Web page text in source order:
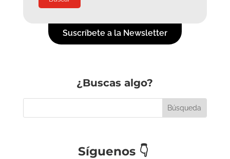
Suscríbete a la Newsletter
¿Buscas algo?
Síguenos 👇